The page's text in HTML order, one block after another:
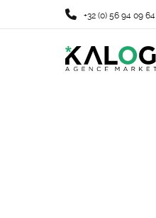
+32 (0) 56 94 09 64